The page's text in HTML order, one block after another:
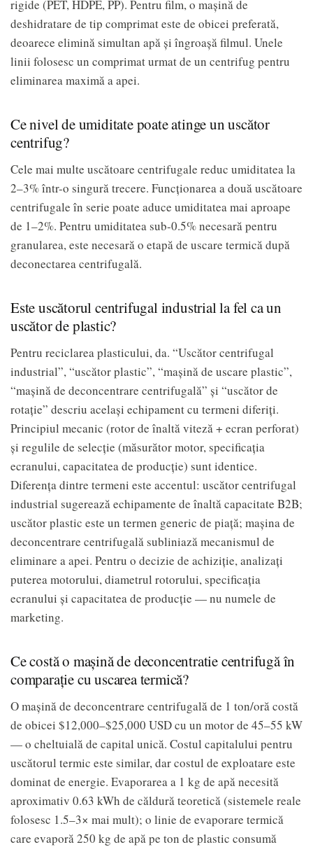
rigide (PET, HDPE, PP). Pentru film, o mașină de
deshidratare de tip comprimat este de obicei preferată,
deoarece elimină simultan apă și îngroașă filmul. Unele
linii folosesc un comprimat urmat de un centrifug pentru
eliminarea maximă a apei.
Ce nivel de umiditate poate atinge un uscător
centrifug?
Cele mai multe uscătoare centrifugale reduc umiditatea la
2–3% într-o singură trecere. Funcționarea a două uscătoare
centrifugale în serie poate aduce umiditatea mai aproape
de 1–2%. Pentru umiditatea sub-0.5% necesară pentru
granularea, este necesară o etapă de uscare termică după
deconectarea centrifugală.
Este uscătorul centrifugal industrial la fel ca un
uscător de plastic?
Pentru reciclarea plasticului, da. “Uscător centrifugal
industrial”, “uscător plastic”, “mașină de uscare plastic”,
“mașină de deconcentrare centrifugală” și “uscător de
rotație” descriu același echipament cu termeni diferiți.
Principiul mecanic (rotor de înaltă viteză + ecran perforat)
și regulile de selecție (măsurător motor, specificația
ecranului, capacitatea de producție) sunt identice.
Diferența dintre termeni este accentul: uscător centrifugal
industrial sugerează echipamente de înaltă capacitate B2B;
uscător plastic este un termen generic de piață; mașina de
deconcentrare centrifugală subliniază mecanismul de
eliminare a apei. Pentru o decizie de achiziție, analizați
puterea motorului, diametrul rotorului, specificația
ecranului și capacitatea de producție — nu numele de
marketing.
Ce costă o mașină de deconcentratie centrifugă în
comparație cu uscarea termică?
O mașină de deconcentrare centrifugală de 1 ton/oră costă
de obicei $12,000–$25,000 USD cu un motor de 45–55 kW
— o cheltuială de capital unică. Costul capitalului pentru
uscătorul termic este similar, dar costul de exploatare este
dominat de energie. Evaporarea a 1 kg de apă necesită
aproximativ 0.63 kWh de căldură teoretică (sistemele reale
folosesc 1.5–3× mai mult); o linie de evaporare termică
care evaporă 250 kg de apă pe ton de plastic consumă